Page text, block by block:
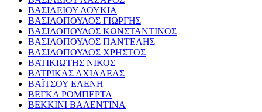
ΒΑΣΙΛΕΙΟΥ ΛΟΥΚΙΑ
ΒΑΣΙΛΟΠΟΥΛΟΣ ΓΙΩΡΓΗΣ
ΒΑΣΙΛΟΠΟΥΛΟΣ ΚΩΝΣΤΑΝΤΙΝΟΣ
ΒΑΣΙΛΟΠΟΥΛΟΣ ΠΑΝΤΕΛΗΣ
ΒΑΣΙΛΟΠΟΥΛΟΣ ΧΡΗΣΤΟΣ
ΒΑΤΙΚΙΩΤΗΣ ΝΙΚΟΣ
ΒΑΤΡΙΚΑΣ ΑΧΙΛΛΕΑΣ
ΒΑΪΤΣΟΥ ΕΛΕΝΗ
ΒΕΓΚΑ ΡΟΜΠΕΡΤΑ
ΒΕΚΚΙΝΙ ΒΑΛΕΝΤΙΝΑ